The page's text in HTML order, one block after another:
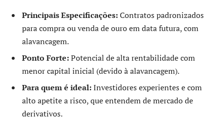
Principais Especificações:Contratos padronizados
para compra ou venda de ouro em data futura, com
alavancagem.
Ponto Forte:Potencial de alta rentabilidade com
menor capital inicial (devido à alavancagem).
Para quem é ideal:Investidores experientes e com
alto apetite a risco, que entendem de mercado de
derivativos.